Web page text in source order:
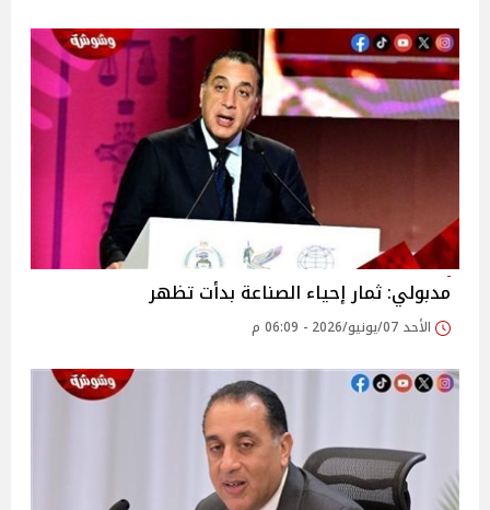
مدبولي: ثمار إحياء الصناعة بدأت تظهر
الأحد 07/يونيو/2026 - 06:09 م